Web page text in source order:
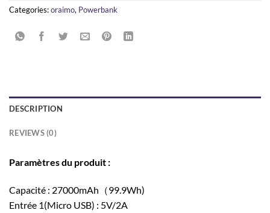
Categories:oraimo, Powerbank
DESCRIPTION
REVIEWS (0)
Paramètres du produit :
Capacité : 27000mAh（99.9Wh)
Entrée 1(Micro USB) : 5V/2A